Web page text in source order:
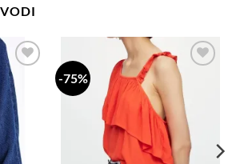
Dodaj
listu
želja
-75%